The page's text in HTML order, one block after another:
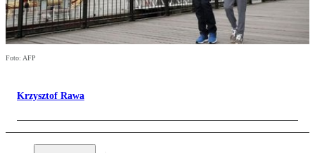
Foto: AFP
Krzysztof Rawa